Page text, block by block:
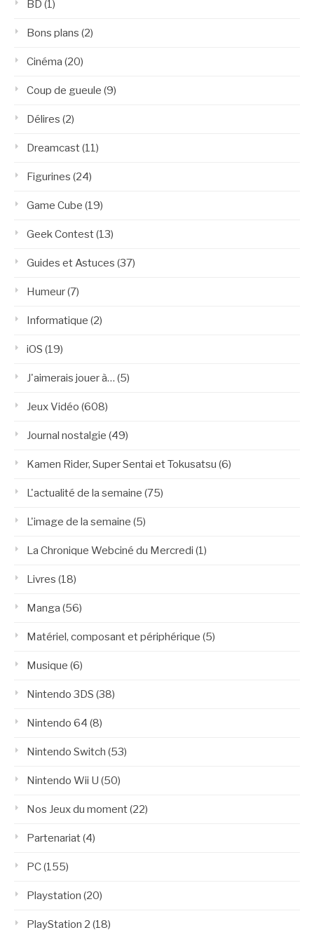
BD (1)
Bons plans (2)
Cinéma (20)
Coup de gueule (9)
Délires (2)
Dreamcast(11)
Figurines (24)
Game Cube (19)
Geek Contest(13)
Guides et Astuces (37)
Humeur(7)
Informatique (2)
iOS (19)
J'aimerais jouer à… (5)
Jeux Vidéo (608)
Journal nostalgie (49)
Kamen Rider, Super Sentai et Tokusatsu (6)
L'actualité de la semaine (75)
L'image de la semaine (5)
La Chronique Webciné du Mercredi (1)
Livres (18)
Manga (56)
Matériel, composant et périphérique (5)
Musique (6)
Nintendo 3DS (38)
Nintendo 64 (8)
Nintendo Switch (53)
Nintendo Wii U (50)
Nos Jeux du moment(22)
Partenariat(4)
PC(155)
Playstation (20)
PlayStation 2 (18)